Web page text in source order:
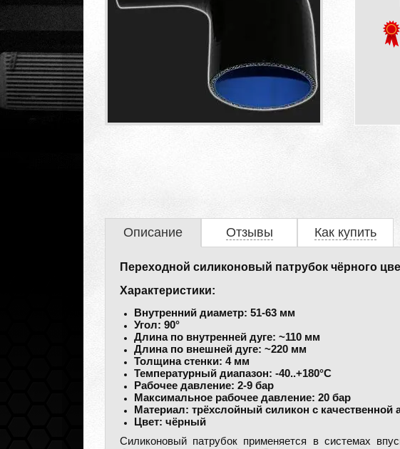
Описание Отзывы Как купить
Переходной силиконовый патрубок чёрного
Характеристики:
Внутренний диаметр: 51-63 мм
Угол: 90°
Длина по внутренней дуге: ~110 мм
Длина по внешней дуге: ~220 мм
Толщина стенки: 4 мм
Температурный диапазон: -40..+180°С
Рабочее давление: 2-9 бар
Максимальное рабочее давление: 20 бар
Материал: трёхслойный силикон с качественной
Цвет: чёрный
Силиконовый патрубок применяется в системах